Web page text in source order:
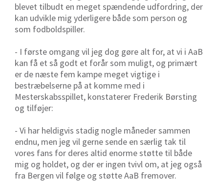
blevet tilbudt en meget spændende udfordring, der
kan udvikle mig yderligere både som person og
som fodboldspiller.
- I første omgang vil jeg dog gøre alt for, at vi i AaB
kan få et så godt et forår som muligt, og primært
er de næste fem kampe meget vigtige i
bestræbelserne på at komme med i
Mesterskabsspillet, konstaterer Frederik Børsting
og tilføjer:
- Vi har heldigvis stadig nogle måneder sammen
endnu, men jeg vil gerne sende en særlig tak til
vores fans for deres altid enorme støtte til både
mig og holdet, og der er ingen tvivl om, at jeg også
fra Bergen vil følge og støtte AaB fremover.